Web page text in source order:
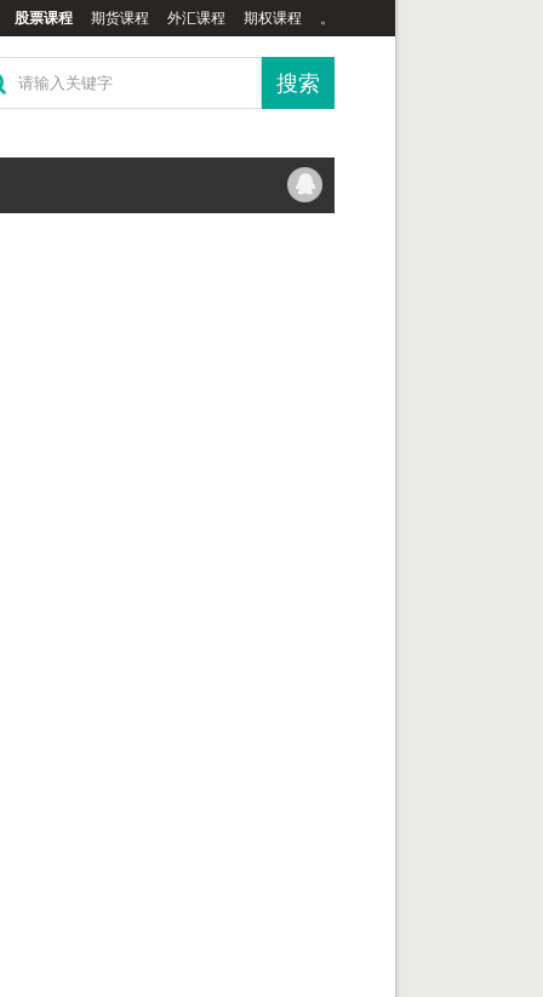
股票课程 期货课程 外汇课程 期权课程 。